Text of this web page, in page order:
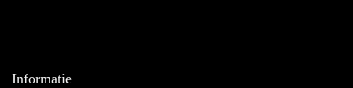
Informatie